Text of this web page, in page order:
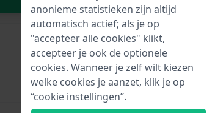
anonieme statistieken zijn altijd
automatisch actief; als je op
"accepteer alle cookies" klikt,
accepteer je ook de optionele
cookies. Wanneer je zelf wilt kiezen
welke cookies je aanzet, klik je op
“cookie instellingen”.